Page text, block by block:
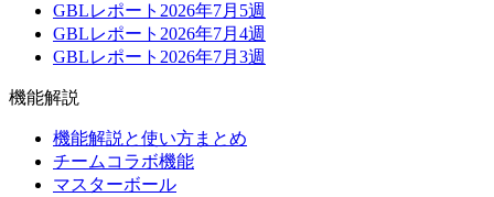
GBLレポート2026年7月5週
GBLレポート2026年7月4週
GBLレポート2026年7月3週
機能解説
機能解説と使い方まとめ
チームコラボ機能
マスターボール